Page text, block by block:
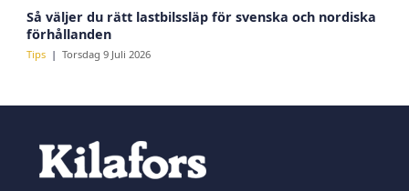
Så väljer du rätt lastbilssläp för svenska och nordiska
förhållanden
Tips Torsdag 9 Juli 2026